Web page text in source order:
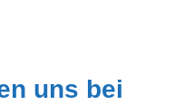
uns bei